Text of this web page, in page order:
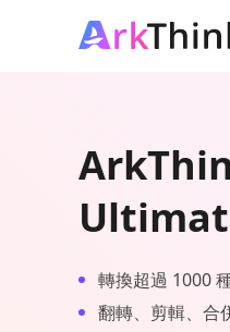
轉換超過 1000
翻轉、剪輯、合